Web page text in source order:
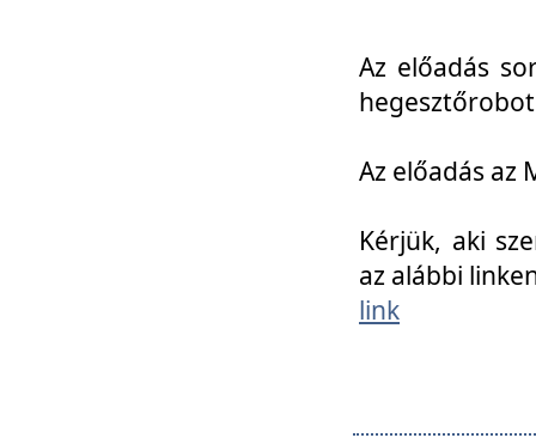
Az előadás
Az előadás az
Kérjük, aki
az alábbi
link